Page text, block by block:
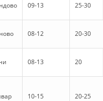
09-13 25-30
08-12 20-30
08-13 20
10-15 20-25